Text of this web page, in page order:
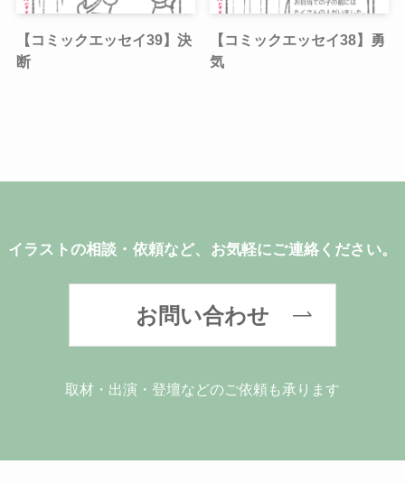
【コミックエッセイ39】決
断
【コミックエッセイ38】勇
気
イラストの相談・依頼など、お気軽にご連絡ください。
お問い合わせ
取材・出演・登壇などのご依頼も承ります